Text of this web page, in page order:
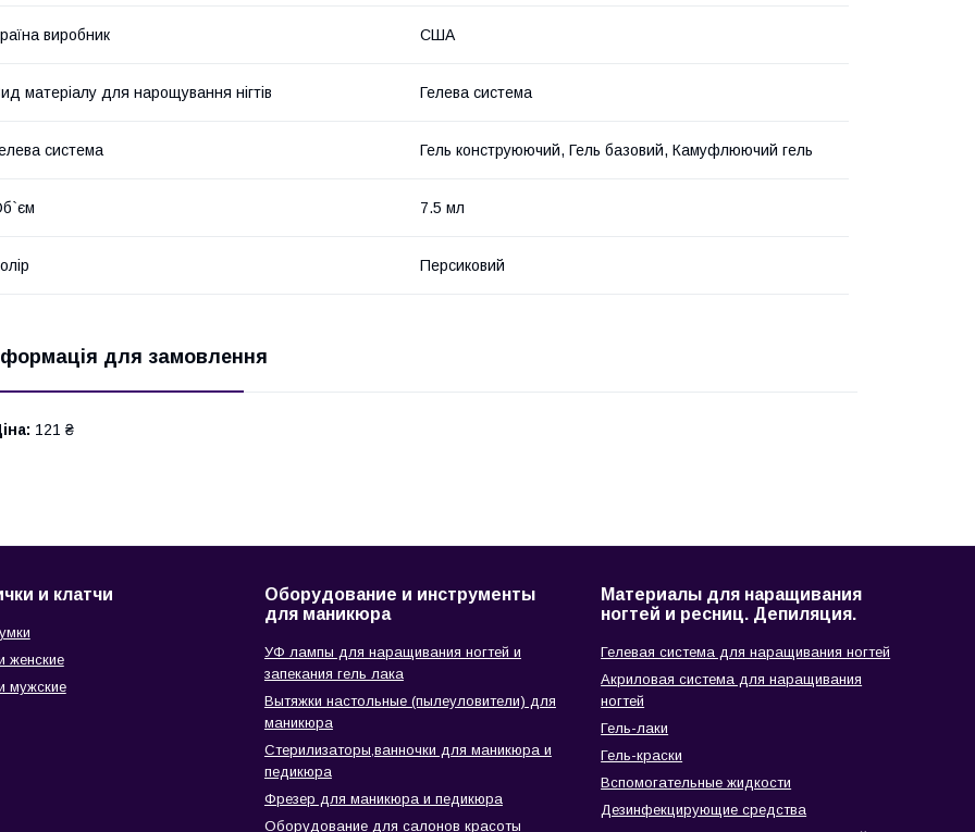
виробник США
матеріалу для нарощування нігтів Гелева система
система Гель конструюючий, Гель базовий, Камуфлюючий гель
7.5 мл
Персиковий
для замовлення
121 ₴
и клатчи
женские
мужские
Оборудование и инструменты
для маникюра
УФ лампы для наращивания ногтей и
запекания гель лака
Вытяжки настольные (пылеуловители) для
маникюра
Стерилизаторы,ванночки для маникюра и
педикюра
Фрезер для маникюра и педикюра
Оборудование для салонов красоты
Материалы для наращивания
ногтей и ресниц. Депиляция.
Гелевая система для наращивания ногтей
Акриловая система для наращивания
ногтей
Гель-лаки
Гель-краски
Вспомогательные жидкости
Дезинфекцирующие средства